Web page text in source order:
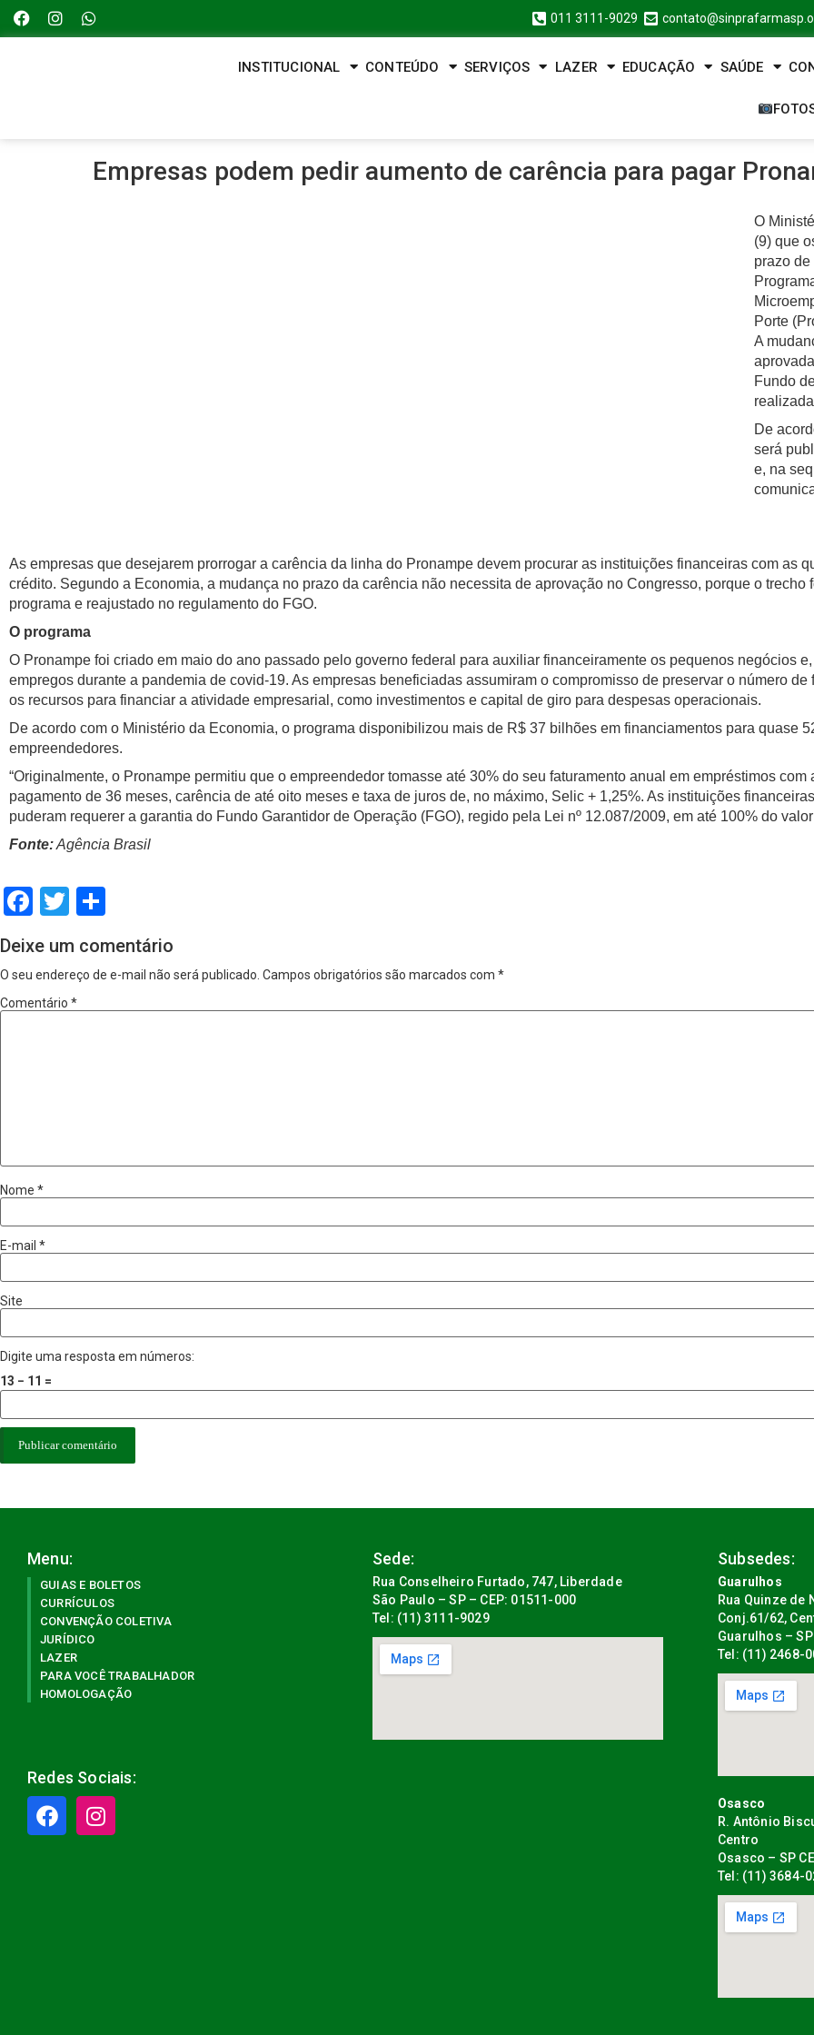
011 3111-9029
INSTITUCIONAL CONTEÚDO SERVIÇOS LAZER EDUCAÇÃO SAÚDE
Empresas podem pedir aumento de carência para pagar
O
(9) que
prazo
Porte
A
Fundo
De
será
e, na
As empresas que desejarem prorrogar a carência da linha do Pronampe devem procurar as instituições financeiras com as
crédito. Segundo a Economia, a mudança no prazo da carência não necessita de aprovação no Congresso, porque o trecho
programa e reajustado no regulamento do FGO.
O programa
O Pronampe foi criado em maio do ano passado pelo governo federal para auxiliar financeiramente os pequenos negócios
empregos durante a pandemia de covid-19. As empresas beneficiadas assumiram o compromisso de preservar o número
os recursos para financiar a atividade empresarial, como investimentos e capital de giro para despesas operacionais.
De acordo com o Ministério da Economia, o programa disponibilizou mais de R$ 37 bilhões em financiamentos para quase
empreendedores.
“Originalmente, o Pronampe permitiu que o empreendedor tomasse até 30% do seu faturamento anual em empréstimos
pagamento de 36 meses, carência de até oito meses e taxa de juros de, no máximo, Selic + 1,25%. As instituições
puderam requerer a garantia do Fundo Garantidor de Operação (FGO), regido pela Lei nº 12.087/2009, em até 100% do
Fonte:Agência Brasil
Facebook
Twitter
Deixe um comentário
O seu endereço de e-mail não será publicado. Campos obrigatórios são marcados com *
Comentário *
Nome *
E-mail *
Site
Digite uma resposta em números:
13 − 11 =
Menu:
GUIAS E BOLETOS
CURRÍCULOS
CONVENÇÃO COLETIVA
JURÍDICO
LAZER
PARA VOCÊ TRABALHADOR
HOMOLOGAÇÃO
Redes Sociais:
Sede:
Rua Conselheiro Furtado, 747, Liberdade
São Paulo – SP – CEP: 01511-000
Tel: (11) 3111-9029
Subsedes:
Guarulhos
Rua Quinze de
Conj.61/62,
Guarulhos –
Tel: (11) 2468-
Osasco
R. Antônio
Centro
Osasco – SP
Tel: (11) 3684-